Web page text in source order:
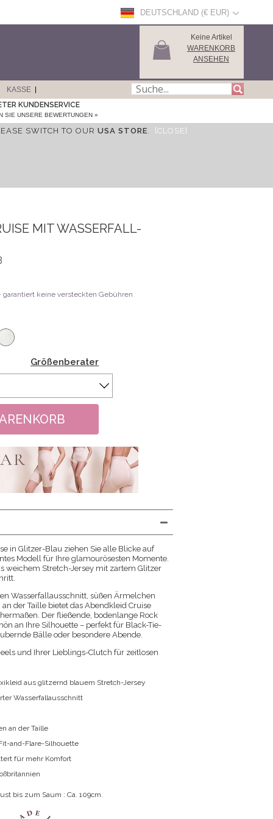
DEUTSCHLAND (€ EUR)
Keine Artikel
WARENKORB
ANSEHEN
KASSE
KUNDENSERVICE
SIE UNSERE BEWERTUNGEN »
SWITCH TO OUR USA STORE. [CLOSE]
MIT WASSERFALL-
keine versteckten Gebühren
Größenberater
in Glitzer-Blau ziehen Sie alle Blicke auf
Modell für Ihre glamourösesten Momente.
weichem Stretch-Jersey mit zartem Glitzer
Wasserfallausschnitt, süßen Ärmelchen
der Taille bietet das Abendkleid Cruise
Der fließende, bodenlange Rock
an Ihre Silhouette – perfekt für Black-Tie-
Bälle oder besondere Abende.
und Ihrer Lieblings-Clutch für zeitlosen
aus glitzernd blauem Stretch-Jersey
Wasserfallausschnitt
an der Taille
and-Flare-Silhouette
für mehr Komfort
bis zum Saum : Ca. 109cm.